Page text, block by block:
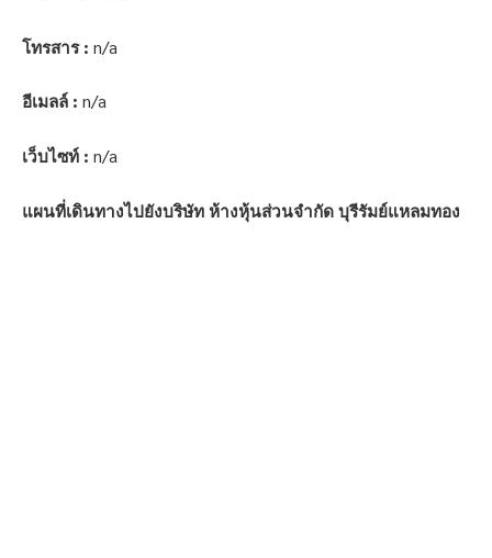
โทรสาร : n/a
อีเมลล์ : n/a
เว็บไซท์ : n/a
แผนที่เดินทางไปยังบริษัท ห้างหุ้นส่วนจำกัด บุรีรัมย์แหลมทอง